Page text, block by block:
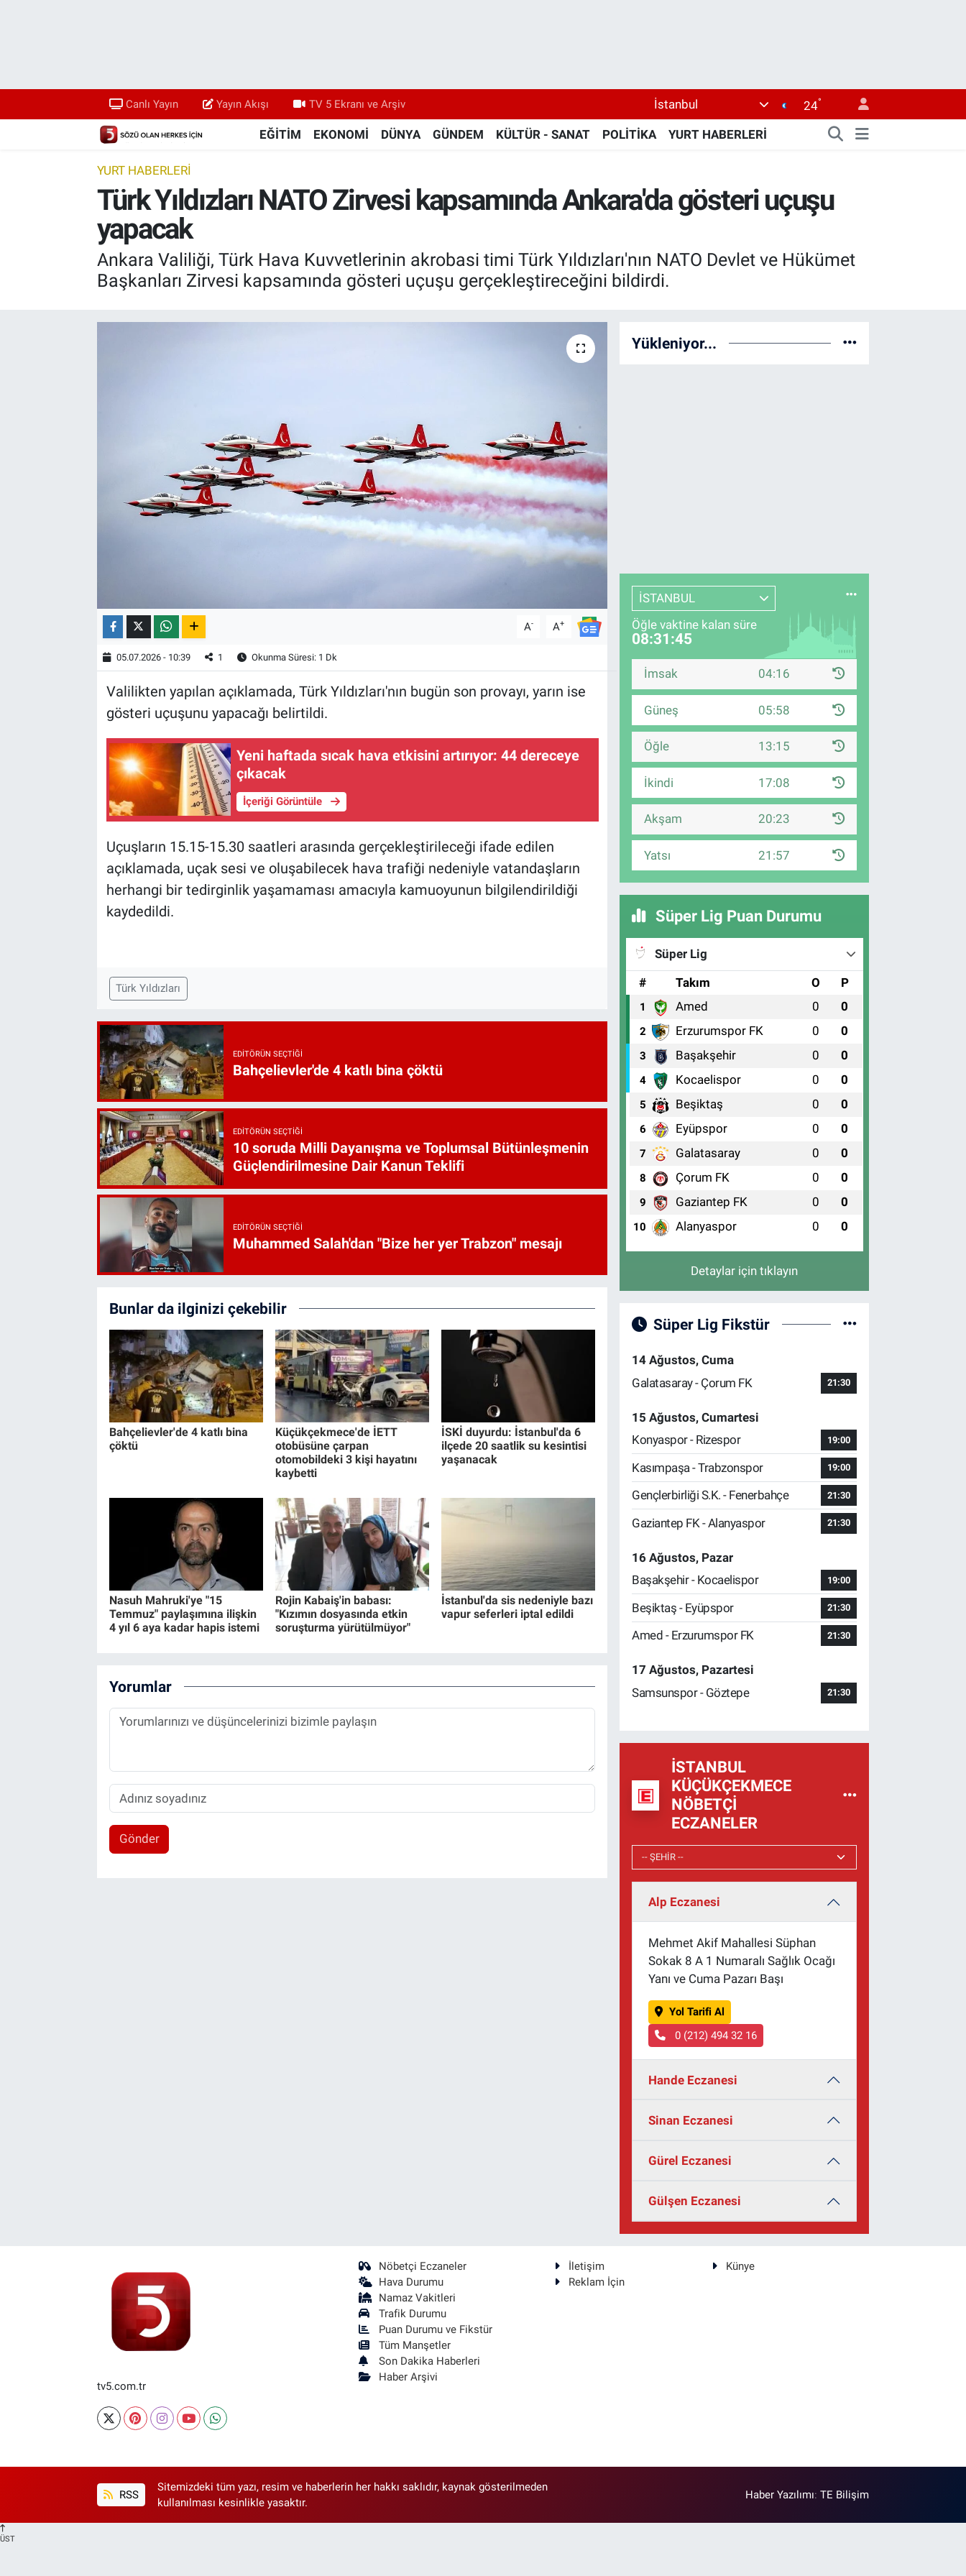
Canlı Yayın Yayın Akışı TV 5 Ekranı ve Arşiv İstanbul 24°
EĞİTİM EKONOMİ DÜNYA GÜNDEM KÜLTÜR - SANAT POLİTİKA YURT HABERLERİ
YURT HABERLERİ
Türk Yıldızları NATO Zirvesi kapsamında Ankara'da gösteri uçuşu
yapacak
Ankara Valiliği, Türk Hava Kuvvetlerinin akrobasi timi Türk Yıldızları'nın NATO Devlet ve Hükümet
Başkanları Zirvesi kapsamında gösteri uçuşu gerçekleştireceğini bildirdi.
A- A+
05.07.2026 - 10:39 1 Okunma Süresi: 1 Dk
Valilikten yapılan açıklamada, Türk Yıldızları'nın bugün son provayı, yarın ise
gösteri uçuşunu yapacağı belirtildi.
Yeni haftada sıcak hava etkisini artırıyor: 44 dereceye
çıkacak
İçeriği Görüntüle
Uçuşların 15.15-15.30 saatleri arasında gerçekleştirileceği ifade edilen
açıklamada, uçak sesi ve oluşabilecek hava trafiği nedeniyle vatandaşların
herhangi bir tedirginlik yaşamaması amacıyla kamuoyunun bilgilendirildiği
kaydedildi.
Türk Yıldızları
EDITÖRÜN SEÇTIĞI
Bahçelievler'de 4 katlı bina çöktü
EDITÖRÜN SEÇTIĞI
10 soruda Milli Dayanışma ve Toplumsal Bütünleşmenin
Güçlendirilmesine Dair Kanun Teklifi
EDITÖRÜN SEÇTIĞI
Muhammed Salah'dan "Bize her yer Trabzon" mesajı
Bunlar da ilginizi çekebilir
Bahçelievler'de 4 katlı bina
çöktü
Küçükçekmece'de İETT
otobüsüne çarpan
otomobildeki 3 kişi hayatını
kaybetti
İSKİ duyurdu: İstanbul'da 6
ilçede 20 saatlik su kesintisi
yaşanacak
Nasuh Mahruki'ye "15
Temmuz" paylaşımına ilişkin
4 yıl 6 aya kadar hapis istemi
Rojin Kabaiş'in babası:
"Kızımın dosyasında etkin
soruşturma yürütülmüyor"
İstanbul'da sis nedeniyle bazı
vapur seferleri iptal edildi
Yorumlar
Gönder
Yükleniyor...
İSTANBUL
Öğle vaktine kalan süre
08:31:44
İmsak 04:16
Güneş 05:58
Öğle 13:15
İkindi 17:08
Akşam 20:23
Yatsı 21:57
Süper Lig Puan Durumu
Süper Lig
#
Takım O P
1 Amed 0 0
2 Erzurumspor FK 0 0
3 Başakşehir 0 0
4 Kocaelispor 0 0
5 Beşiktaş 0 0
6 Eyüpspor 0 0
7 Galatasaray 0 0
8 Çorum FK 0 0
9 Gaziantep FK 0 0
10 Alanyaspor 0 0
Detaylar için tıklayın
Süper Lig Fikstür
14 Ağustos, Cuma
Galatasaray - Çorum FK
21:30
15 Ağustos, Cumartesi
Konyaspor - Rizespor
19:00
Kasımpaşa - Trabzonspor 19:00
Gençlerbirliği S.K. - Fenerbahçe 21:30
Gaziantep FK - Alanyaspor 21:30
16 Ağustos, Pazar
Başakşehir - Kocaelispor
19:00
Beşiktaş - Eyüpspor 21:30
Amed - Erzurumspor FK 21:30
17 Ağustos, Pazartesi
Samsunspor - Göztepe
21:30
İSTANBUL
KÜÇÜKÇEKMECE
NÖBETÇI
ECZANELER
Alp Eczanesi
Mehmet Akif Mahallesi Süphan
Sokak 8 A 1 Numaralı Sağlık Ocağı
Yanı ve Cuma Pazarı Başı
Yol Tarifi Al
0 (212) 494 32 16
Hande Eczanesi
Sinan Eczanesi
Gürel Eczanesi
Gülşen Eczanesi
tv5.com.tr
Nöbetçi Eczaneler
Hava Durumu
Namaz Vakitleri
Trafik Durumu
Puan Durumu ve Fikstür
Tüm Manşetler
Son Dakika Haberleri
Haber Arşivi
İletişim
Künye
Reklam İçin
RSS
Sitemizdeki tüm yazı, resim ve haberlerin her hakkı saklıdır, kaynak gösterilmeden
kullanılması kesinlikle yasaktır.
Haber Yazılımı:TE Bilişim
ÜST
Yayın Akışı
TV 5 Ekranı ve Arşiv